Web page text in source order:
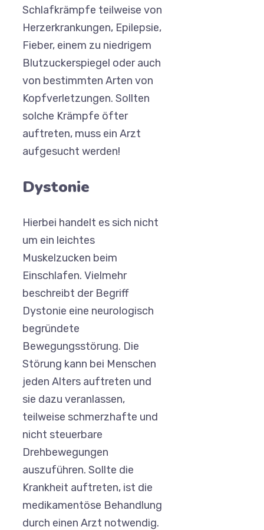
Schlafkrämpfe teilweise von
Herzerkrankungen, Epilepsie,
Fieber, einem zu niedrigem
Blutzuckerspiegel oder auch
von bestimmten Arten von
Kopfverletzungen. Sollten
solche Krämpfe öfter
auftreten, muss ein Arzt
aufgesucht werden!
Dystonie
Hierbei handelt es sich nicht
um ein leichtes
Muskelzucken beim
Einschlafen. Vielmehr
beschreibt der Begriff
Dystonie eine neurologisch
begründete
Bewegungsstörung. Die
Störung kann bei Menschen
jeden Alters auftreten und
sie dazu veranlassen,
teilweise schmerzhafte und
nicht steuerbare
Drehbewegungen
auszuführen. Sollte die
Krankheit auftreten, ist die
medikamentöse Behandlung
durch einen Arzt notwendig.